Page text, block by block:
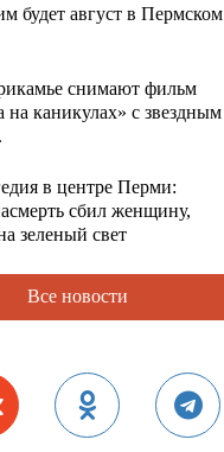
будет август в Пермском
снимают фильм
на каникулах» с звездным
в центре Перми:
сбил женщину,
зеленый свет
Все новости